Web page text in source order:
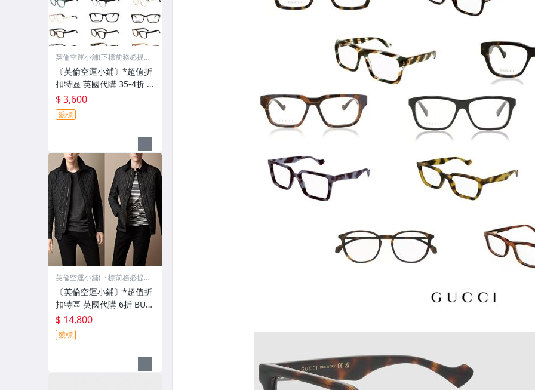
英倫空運小舖(下標前務必提
〔英倫空運小鋪〕*超值折
扣特區 英國代購 35-4折 D
squared2 鏡框 鏡架 中性
款 數款
$ 3,600
競標
英倫空運小舖(下標前務必提
〔英倫空運小鋪〕*超值折
扣特區 英國代購 6折 BUR
BERRY 熱門款 菱格紋 外
套 夾克 (有檔期)
$ 14,800
競標